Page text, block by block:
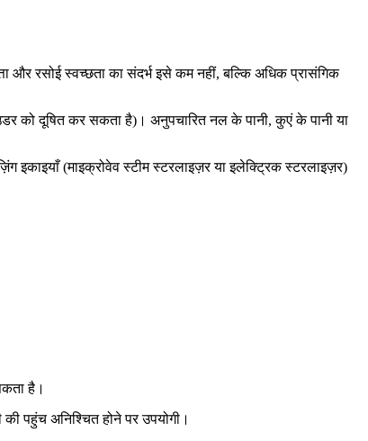
और रसोई स्वच्छता का संदर्भ इसे कम नहीं, बल्कि अधिक प्रासंगिक
को दूषित कर सकता है)। अनुपचारित नल के पानी, कुएं के पानी या
इकाइयाँ (माइक्रोवेव स्टीम स्टरलाइज़र या इलेक्ट्रिक स्टरलाइज़र)
है।
पहुंच अनिश्चित होने पर उपयोगी।